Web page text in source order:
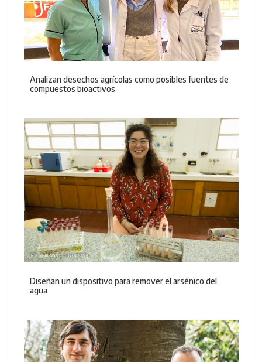
Analizan desechos agrícolas como posibles fuentes de
compuestos bioactivos
Diseñan un dispositivo para remover el arsénico del
agua